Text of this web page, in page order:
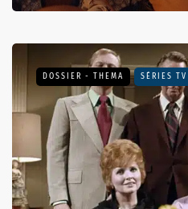
DOSSIER - THEMA SÉRIES TV